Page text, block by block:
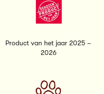
Product van het jaar 2025 –
2026